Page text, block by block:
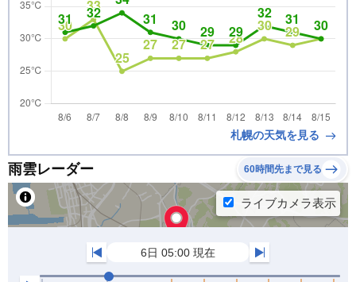
札幌の天気を見る
雨雲レーダー 60時間先まで見る